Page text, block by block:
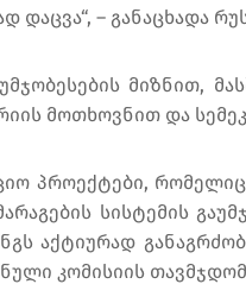
– განაცხადა
მიზნით,
მოთხოვნით და
პროექტები,
სისტემის
აქტიურად
კომისიის